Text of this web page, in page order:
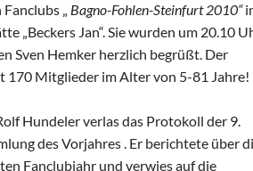
„ Bagno-Fohlen-Steinfurt 2010“
„Beckers Jan“. Sie wurden um 20.10
Sven Hemker herzlich begrüßt. Der
170 Mitglieder im Alter von 5-81 Jahre!
Hundeler verlas das Protokoll der 9.
des Vorjahres . Er berichtete über
Fanclubjahr und verwies auf die